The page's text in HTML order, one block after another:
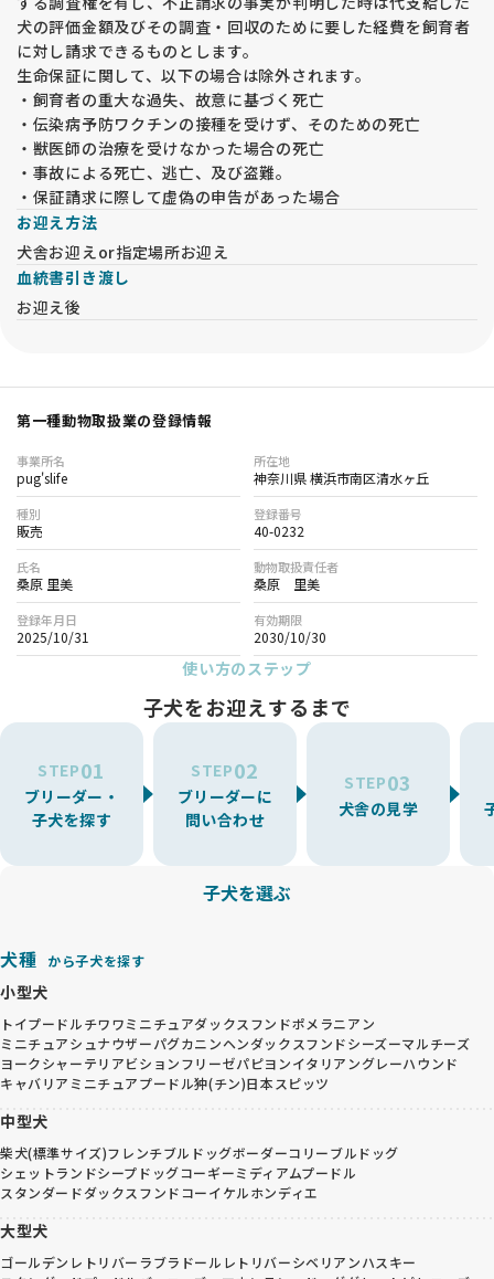
犬の評価金額及びその調査・回収のために要した経費を飼育者
に対し請求できるものとします。
生命保証に関して、以下の場合は除外されます。
・飼育者の重大な過失、故意に基づく死亡
・伝染病予防ワクチンの接種を受けず、そのための死亡
・獣医師の治療を受けなかった場合の死亡
・事故による死亡、逃亡、及び盗難。
・保証請求に際して虚偽の申告があった場合
お迎え方法
犬舎お迎えor指定場所お迎え
血統書引き渡し
お迎え後
第一種動物取扱業の登録情報
事業所名
pug'slife
所在地
神奈川県 横浜市南区清水ヶ丘
種別
販売
登録番号
40-0232
氏名
桑原 里美
動物取扱責任者
桑原 里美
登録年月日
2025/10/31
有効期限
2030/10/30
使い方のステップ
子犬をお迎えするまで
STEP01
ブリーダー・
子犬を探す
STEP02
ブリーダーに
問い合わせ
STEP03
犬舎の見学
子犬を選ぶ
犬種 から子犬を探す
小型犬
トイプードルチワワミニチュアダックスフンドポメラニアン
ミニチュアシュナウザーパグカニンヘンダックスフンドシーズーマルチーズ
ヨークシャーテリアビションフリーゼパピヨンイタリアングレーハウンド
キャバリア ミニチュアプードル狆(チン)日本スピッツ
中型犬
柴犬(標準サイズ)フレンチブルドッグボーダーコリーブルドッグ
シェットランドシープドッグコーギーミディアムプードル
スタンダードダックスフンドコーイケルホンディエ
大型犬
ゴールデンレトリバー ラブラドールレトリバーシベリアンハスキー